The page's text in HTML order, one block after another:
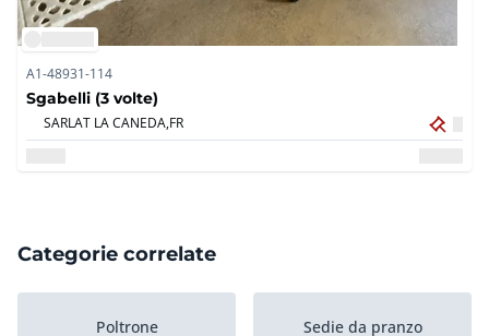
A1-48931-114
Sgabelli (3 volte)
SARLAT LA CANEDA,FR
Categorie correlate
Poltrone Sedie da pranzo